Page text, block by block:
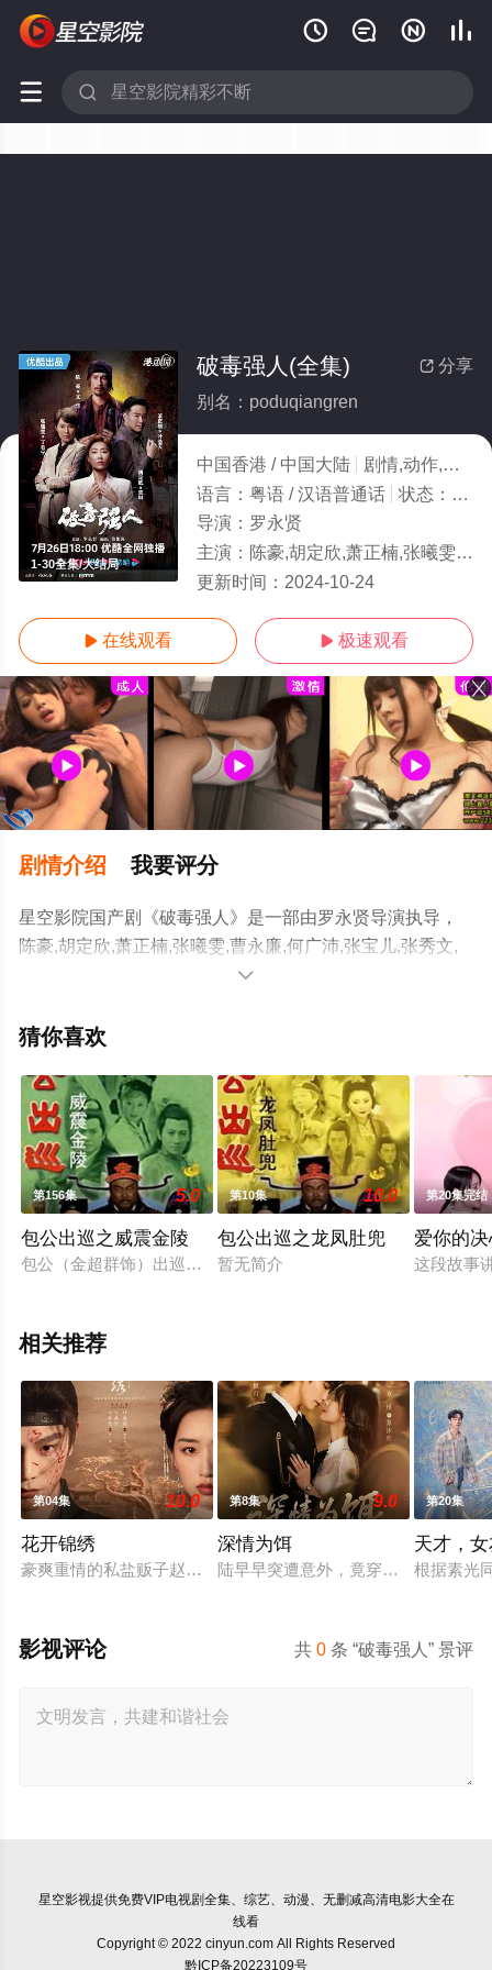
   
 
1-30全集/大结局
 分享
破毒强人(全集)
别名：poduqiangren
中国香港 / 中国大陆
剧情,动作,犯罪,内地剧,国产
语言： 粤语 / 汉语普通话 状态： 第
导演： 罗永贤
主演： 陈豪,胡定欣,萧正楠,张曦雯,曹永廉,何广沛,张宝儿,张秀文,郭柏妍,
更新时间： 2024-10-24
 在线观看  极速观看
剧情介绍 我要评分
星空影院国产剧《破毒强人》是一部由罗永贤导演执导，
陈豪,胡定欣,萧正楠,张曦雯,曹永廉,何广沛,张宝儿,张秀文,
郭柏妍,蒋志光,朱智贤,陈国峰,马贯东,章志文,张国强,利颖
菀庭,李家鼎等演员精彩演绎的中国香港 / 中国大陆电视
未删减完整版电视剧全集就上星空影视，更多相关信息可
移步至豆瓣电视剧、电视猫或剧情网等平台了解。

猜你喜欢
第156集 5.0
包公出巡之威震金陵
包公（金超群饰）出巡金陵，发现地方官私征重税，百姓敢怒
第10集 10.0
包公出巡之龙凤肚兜
暂无简介
第20集完结
爱你的
这段故事
相关推荐
第04集 10.0
花开锦绣
豪爽重情的私盐贩子赵凌虽出身草莽，却心怀壮志，他结识了
第8集 9.0
深情为饵
陆早早突遭意外，竟穿越成民国少
第20集
天才，
根据素光
共0 条 “破毒强人” 景评
影视评论
星空影视提供免费VIP电视剧全集、综艺、动漫、无删减高清电影大全在
线看
Copyright © 2022 cinyun.com All Rights Reserved
黔ICP备20223109号